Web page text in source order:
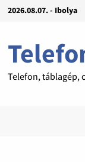
2026.08.07. - Ibolya
Telefon, táblagép,